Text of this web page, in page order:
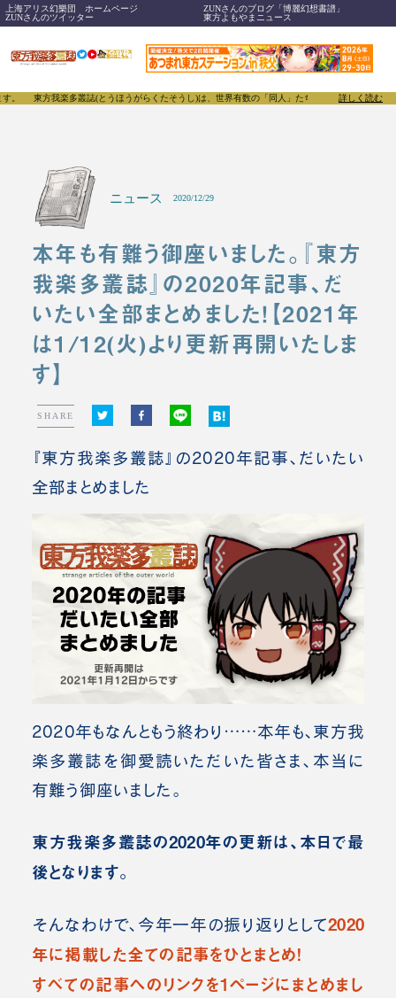
上海アリス幻樂団 ホームページ
ZUNさんのブログ「博麗幻想書譜」
ZUNさんのツイッター
東方よもやまニュース
(とうほうがらくたそうし)は、世界有数の「同人」たちがあふれる東方Projectについて発信する
詳しく読む
ニュース 2020/12/29
本年も有難う御座いました。『東方
我楽多叢誌』の2020年記事、だ
いたい全部まとめました！【2021年
は1/12(火)より更新再開いたしま
す】
SHARE
『東方我楽多叢誌』の2020年記事、だいたい
全部まとめました
2020年もなんともう終わり……本年も、東方我
楽多叢誌を御愛読いただいた皆さま、本当に
有難う御座いました。
東方我楽多叢誌の2020年の更新は、本日で最
後となります。
そんなわけで、今年一年の振り返りとして2020
年に掲載した全ての記事をひとまとめ！
すべての記事へのリンクを1ページにまとめまし